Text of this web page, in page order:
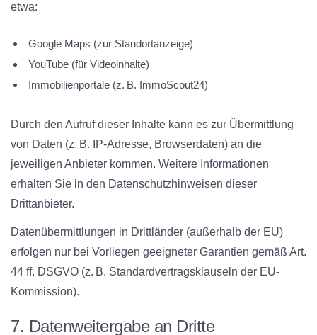
etwa:
Google Maps (zur Standortanzeige)
YouTube (für Videoinhalte)
Immobilienportale (z. B. ImmoScout24)
Durch den Aufruf dieser Inhalte kann es zur Übermittlung
von Daten (z. B. IP-Adresse, Browserdaten) an die
jeweiligen Anbieter kommen. Weitere Informationen
erhalten Sie in den Datenschutzhinweisen dieser
Drittanbieter.
Datenübermittlungen in Drittländer (außerhalb der EU)
erfolgen nur bei Vorliegen geeigneter Garantien gemäß Art.
44 ff. DSGVO (z. B. Standardvertragsklauseln der EU-
Kommission).
7. Datenweitergabe an Dritte